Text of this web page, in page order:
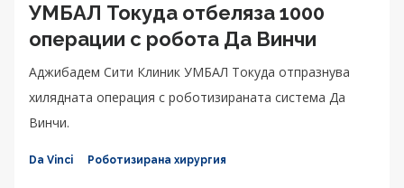
УМБАЛ Токуда отбеляза 1000
операции с робота Да Винчи
Аджибадем Сити Клиник УМБАЛ Токуда отпразнува
хилядната операция с роботизираната система Да
Винчи.
Da Vinci Роботизирана хирургия